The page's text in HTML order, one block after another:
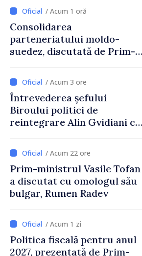
/ Acum 1 oră
Consolidarea
parteneriatului moldo-
suedez, discutată de Prim-
Ambasadoarea Suediei,
Petra Lärke/ Acum 3 ore
Întrevederea șefului
Biroului politici de
reintegrare Alin Gvidiani cu
Comitetului Internațional al
Crucii Roșii în Moldova
/ Acum 22 ore
Prim-ministrul Vasile Tofan
a discutat cu omologul său
bulgar, Rumen Radev
/ Acum 1 zi
Politica fiscală pentru anul
2027, prezentată de Prim-